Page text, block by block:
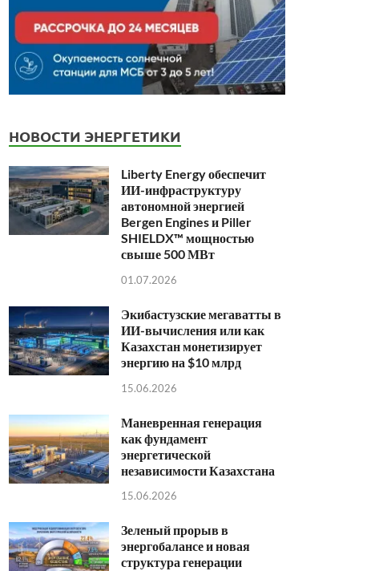
НОВОСТИ ЭНЕРГЕТИКИ
Liberty Energy обеспечит
ИИ-инфраструктуру
автономной энергией
Bergen Engines и Piller
SHIELDX™ мощностью
свыше 500 МВт
01.07.2026
Экибастузские мегаватты в
ИИ-вычисления или как
Казахстан монетизирует
энергию на $10 млрд
15.06.2026
Маневренная генерация
как фундамент
энергетической
независимости Казахстана
15.06.2026
Зеленый прорыв в
энергобалансе и новая
структура генерации